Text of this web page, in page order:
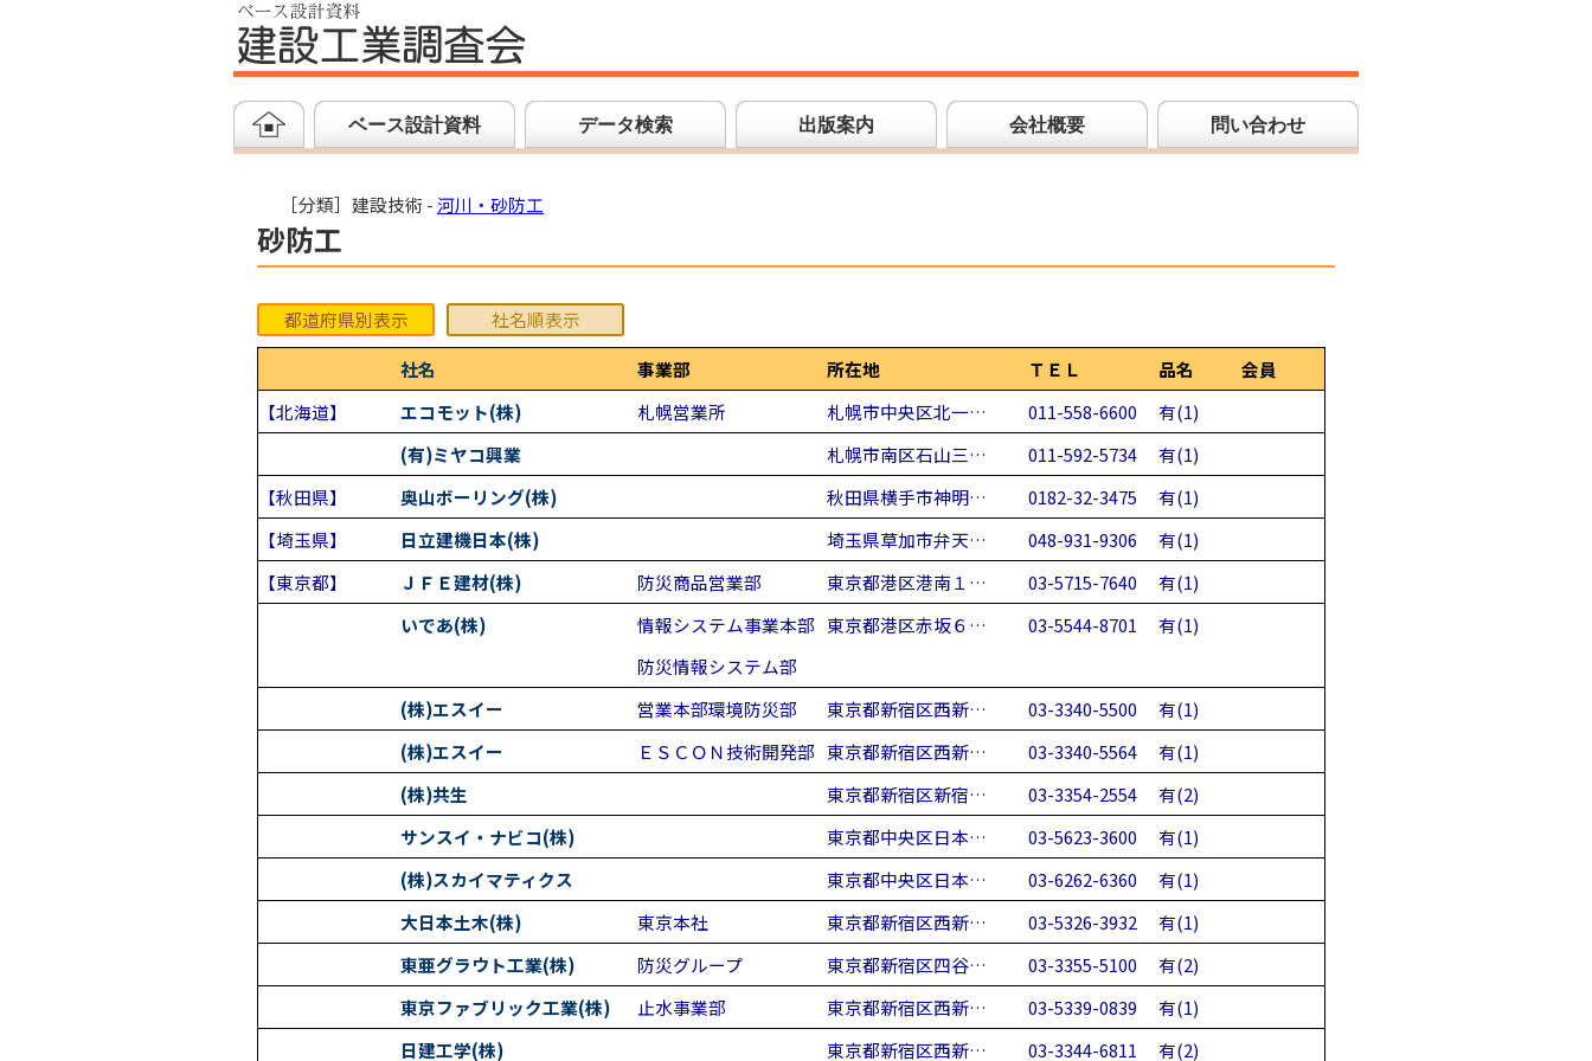
ベース設計資料 データ検索 出版案内 会社概要 問い合わせ
［分類］建設技術 -河川・砂防工
砂防工
都道府県別表示
社名順表示
社名
事業部 所在地 ＴＥＬ 品名
会員
【北海道】
エコモット(株) 札幌営業所 札幌市中央区北一… 011-558-6600
有(1)
(有)ミヤコ興業
札幌市南区石山三… 011-592-5734
有(1)
【秋田県】
奥山ボーリング(株) 秋田県横手市神明… 0182-32-3475
有(1)
【埼玉県】
日立建機日本(株) 埼玉県草加市弁天… 048-931-9306
有(1)
【東京都】
ＪＦＥ建材(株) 防災商品営業部 東京都港区港南１… 03-5715-7640
有(1)
いであ(株)
情報システム事業本部
防災情報システム部
東京都港区赤坂６… 03-5544-8701 有(1)
(株)エスイー 営業本部環境防災部 東京都新宿区西新… 03-3340-5500
有(1)
(株)エスイー
ＥＳＣＯＮ技術開発部 東京都新宿区西新… 03-3340-5564
有(1)
(株)共生
東京都新宿区新宿… 03-3354-2554
有(2)
サンスイ・ナビコ(株)
東京都中央区日本… 03-5623-3600
有(1)
(株)スカイマティクス
東京都中央区日本… 03-6262-6360
有(1)
大日本土木(株)
東京本社 東京都新宿区西新… 03-5326-3932
有(1)
東亜グラウト工業(株)
防災グループ 東京都新宿区四谷… 03-3355-5100
有(2)
東京ファブリック工業(株)
止水事業部 東京都新宿区西新… 03-5339-0839
有(1)
日建工学(株)
東京都新宿区西新… 03-3344-6811 有(2)